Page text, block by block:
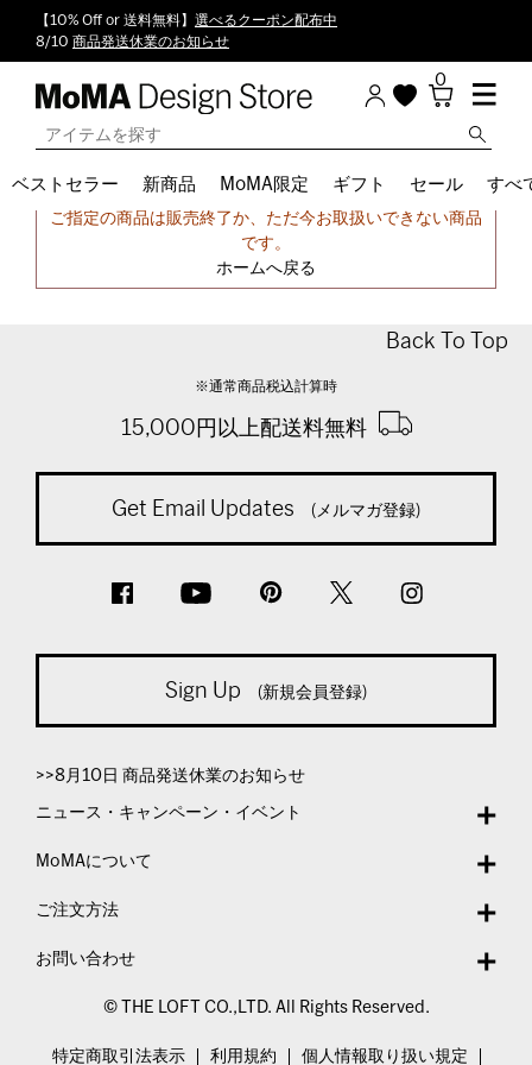
【10% Off or 送料無料】 選べるクーポン配布中
8/10 商品発送休業のお知らせ
0
ベストセラー 新商品 MoMA限定 ギフト セール すべ
申し訳ございません。
ご指定の商品は販売終了か、ただ今お取扱いできない商品
です。
ホームへ戻る
Back To Top
※通常商品税込計算時
15,000円以上配送料無料
Get Email Updates (メルマガ登録)
Sign Up (新規会員登録)
>>8月10日 商品発送休業のお知らせ
ニュース・キャンペーン・イベント
MoMAについて
ご注文方法
お問い合わせ
© THE LOFT CO.,LTD. All Rights Reserved.
特定商取引法表示 利用規約 個人情報取り扱い規定